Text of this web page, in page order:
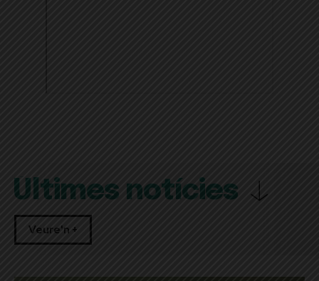
Últimes notícies
Veure'n +